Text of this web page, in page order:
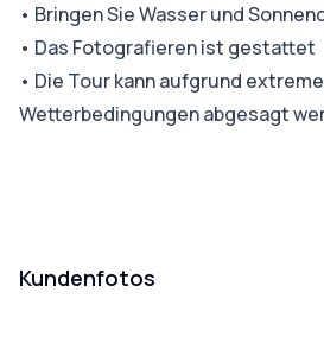
• Bringen Sie Wasser und
• Das Fotografieren ist gestattet
• Die Tour kann aufgrund
Wetterbedingungen abgesagt
Kundenfotos